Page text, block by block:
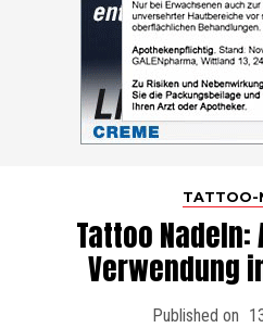
TATTOO-
Tattoo
Verwendung
Published on